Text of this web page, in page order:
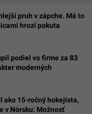
pruh v zápche. Má to
hrozí pokuta
podiel vo firme za 83
moderných
ako 15-ročný hokejista,
v Nórsku: Možnosť